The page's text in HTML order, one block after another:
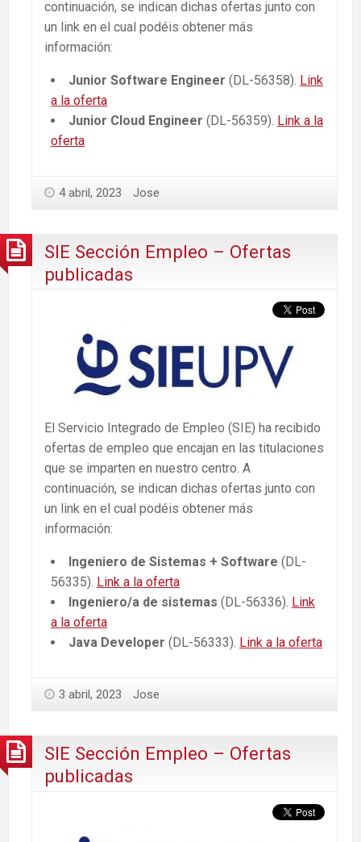
continuación, se indican dichas ofertas junto con
un link en el cual podéis obtener más
información:
Junior Software Engineer (DL-56358). Link
a la oferta
Junior Cloud Engineer (DL-56359). Link a la
oferta
4 abril, 2023 Jose
SIE Sección Empleo – Ofertas
publicadas
El Servicio Integrado de Empleo (SIE) ha recibido
ofertas de empleo que encajan en las titulaciones
que se imparten en nuestro centro. A
continuación, se indican dichas ofertas junto con
un link en el cual podéis obtener más
información:
Ingeniero de Sistemas + Software (DL-
56335). Link a la oferta
Ingeniero/a de sistemas (DL-56336). Link
a la oferta
Java Developer (DL-56333). Link a la oferta
3 abril, 2023 Jose
SIE Sección Empleo – Ofertas
publicadas